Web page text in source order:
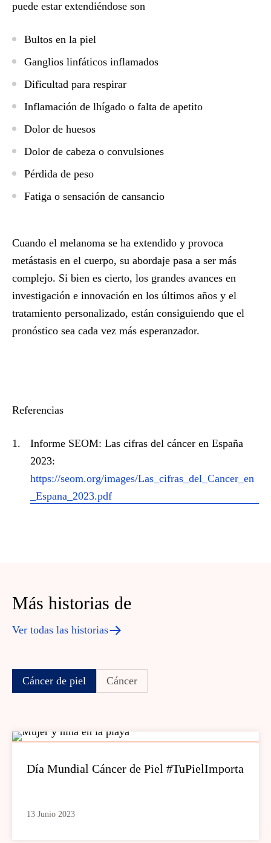
puede estar extendiéndose son
Bultos en la piel
Ganglios linfáticos inflamados
Dificultad para respirar
Inflamación de lhígado o falta de apetito
Dolor de huesos
Dolor de cabeza o convulsiones
Pérdida de peso
Fatiga o sensación de cansancio
Cuando el melanoma se ha extendido y provoca
metástasis en el cuerpo, su abordaje pasa a ser más
complejo. Si bien es cierto, los grandes avances en
investigación e innovación en los últimos años y el
tratamiento personalizado, están consiguiendo que el
pronóstico sea cada vez más esperanzador.
Referencias
Informe SEOM: Las cifras del cáncer en España
2023:
https://seom.org/images/Las_cifras_del_Cancer_en
_Espana_2023.pdf
Más historias de
Ver todas las historias
Cáncer de piel Cáncer
Día Mundial Cáncer de Piel #TuPielImporta
13 Junio 2023